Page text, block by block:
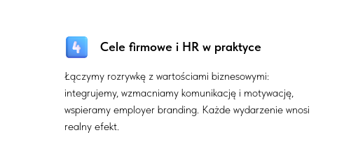
Cele firmowe i HR w praktyce
Łączymy rozrywkę z wartościami biznesowymi:
integrujemy, wzmacniamy komunikację i motywację,
wspieramy employer branding. Każde wydarzenie wnosi
realny efekt.